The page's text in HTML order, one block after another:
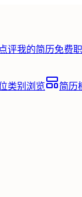
评我的简历免费
类别浏览 简历